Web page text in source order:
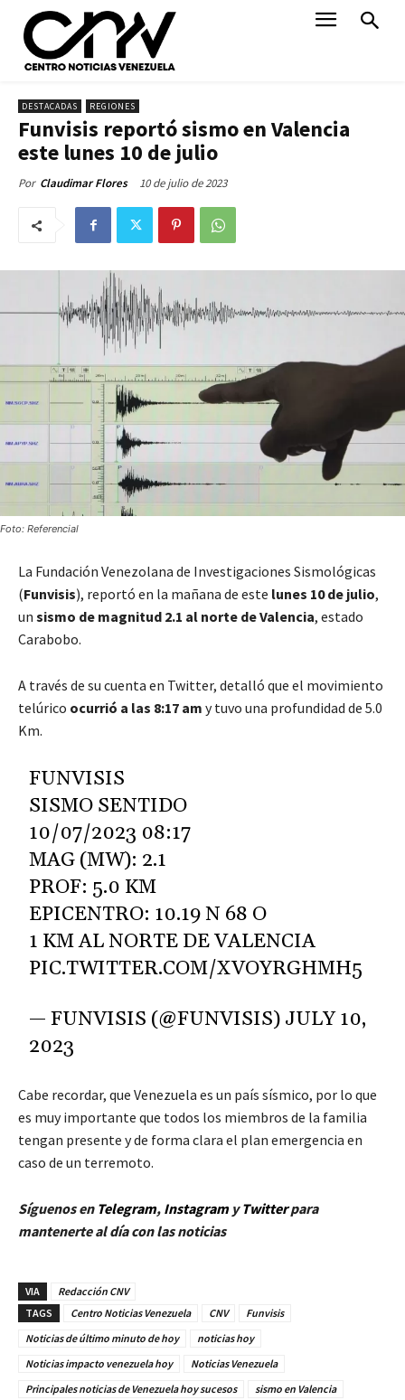
DESTACADAS REGIONES
Funvisis reportó sismo en Valencia
este lunes 10 de julio
Por Claudimar Flores 10 de julio de 2023
Foto: Referencial
La Fundación Venezolana de Investigaciones Sismológicas
(Funvisis), reportó en la mañana de este lunes 10 de julio,
un sismo de magnitud 2.1 al norte de Valencia, estado
Carabobo.
A través de su cuenta en Twitter, detalló que el movimiento
telúrico ocurrió a las 8:17 am y tuvo una profundidad de 5.0
Km.
FUNVISIS
SISMO SENTIDO
10/07/2023 08:17
MAG (MW): 2.1
PROF: 5.0 KM
EPICENTRO: 10.19 N 68 O
1 KM AL NORTE DE VALENCIA
PIC.TWITTER.COM/XVOYRGHMH5
— FUNVISIS (@FUNVISIS) JULY 10,
2023
Cabe recordar, que Venezuela es un país sísmico, por lo que
es muy importante que todos los miembros de la familia
tengan presente y de forma clara el plan emergencia en
caso de un terremoto.
Síguenos en Telegram, InstagramyTwitterpara
mantenerte al día con las noticias
VIA
Redacción CNV
TAGS
Centro Noticias Venezuela CNV
Funvisis
Noticias de último minuto de hoy
noticias hoy
Noticias impacto venezuela hoy
Noticias Venezuela
Principales noticias de Venezuela hoy sucesos
sismo en Valencia